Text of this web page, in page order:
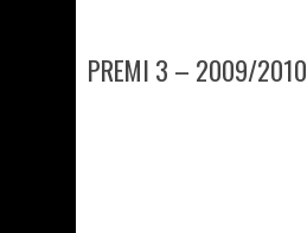
PREMI 3 – 2009/2010